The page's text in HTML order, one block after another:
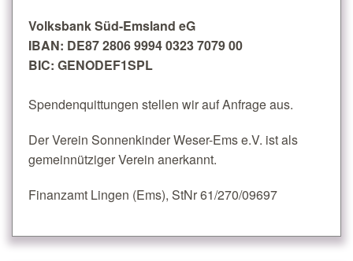
Volksbank Süd-Emsland eG
IBAN: DE87 2806 9994 0323 7079 00
BIC: GENODEF1SPL
Spendenquittungen stellen wir auf Anfrage aus.
Der Verein Sonnenkinder Weser-Ems e.V. ist als
gemeinnütziger Verein anerkannt.
Finanzamt Lingen (Ems), StNr 61/270/09697